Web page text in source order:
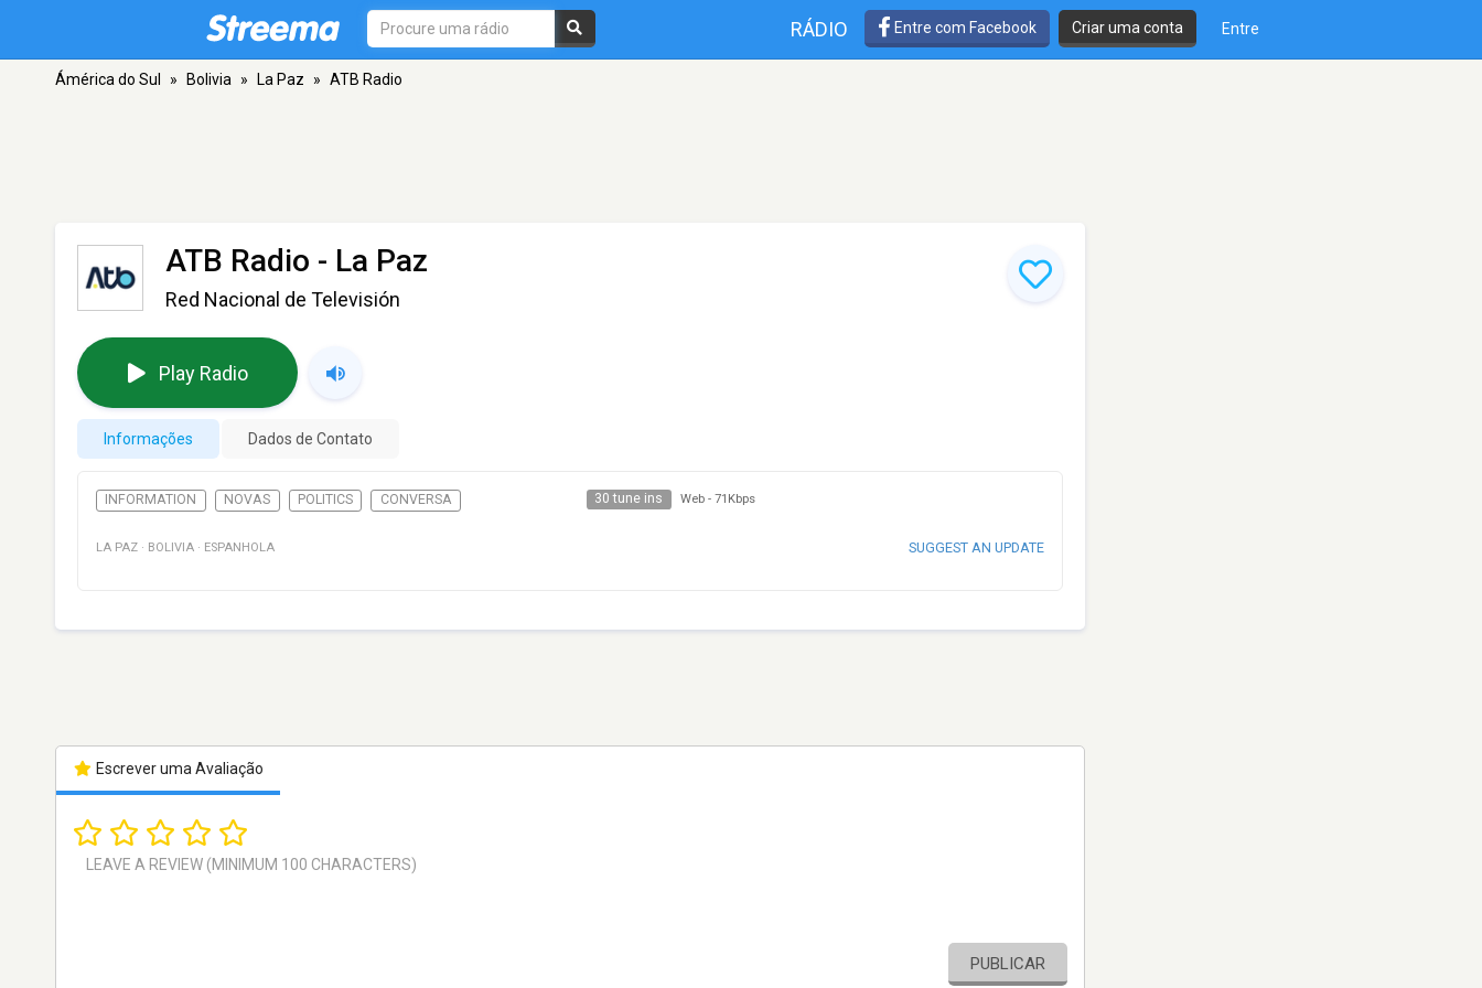
RÁDIO Entre com Facebook Criar uma conta Entre
Ámérica do Sul » Bolivia » La Paz » ATB Radio
ATB Radio - La Paz
Red Nacional de Televisión
Play Radio
Informações Dados de Contato
INFORMATION NOVAS POLITICS CONVERSA 30 tune ins Web - 71Kbps
LA PAZ · BOLIVIA · ESPANHOLA SUGGEST AN UPDATE
Escrever uma Avaliação
PUBLICAR